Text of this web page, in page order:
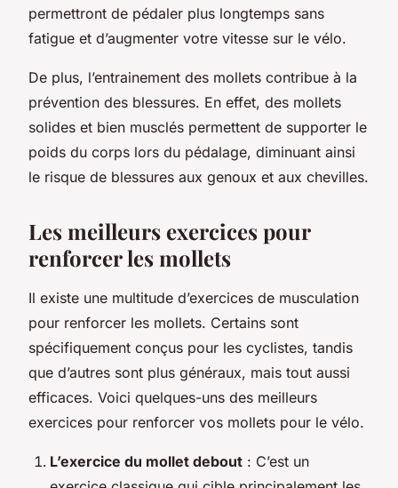
permettront de pédaler plus longtemps sans
fatigue et d’augmenter votre vitesse sur le vélo.
De plus, l’entrainement des mollets contribue à la
prévention des blessures. En effet, des mollets
solides et bien musclés permettent de supporter le
poids du corps lors du pédalage, diminuant ainsi
le risque de blessures aux genoux et aux chevilles.
Les meilleurs exercices pour
renforcer les mollets
Il existe une multitude d’exercices de musculation
pour renforcer les mollets. Certains sont
spécifiquement conçus pour les cyclistes, tandis
que d’autres sont plus généraux, mais tout aussi
efficaces. Voici quelques-uns des meilleurs
exercices pour renforcer vos mollets pour le vélo.
L’exercice du mollet debout : C’est un